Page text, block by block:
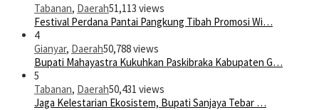
Tabanan, Daerah51,113 views
Festival Perdana Pantai Pangkung Tibah Promosi Wi…
4
Gianyar, Daerah50,788 views
Bupati Mahayastra Kukuhkan Paskibraka Kabupaten G…
5
Tabanan, Daerah50,431 views
Jaga Kelestarian Ekosistem, Bupati Sanjaya Tebar …